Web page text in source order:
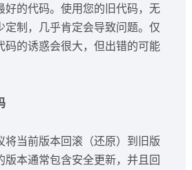
好的代码。使用您的旧代码，无
定制，几乎肯定会导致问题。仅
码的诱惑会很大，但出错的可能
将当前版本回滚（还原）到旧版
版本通常包含安全更新，并且回